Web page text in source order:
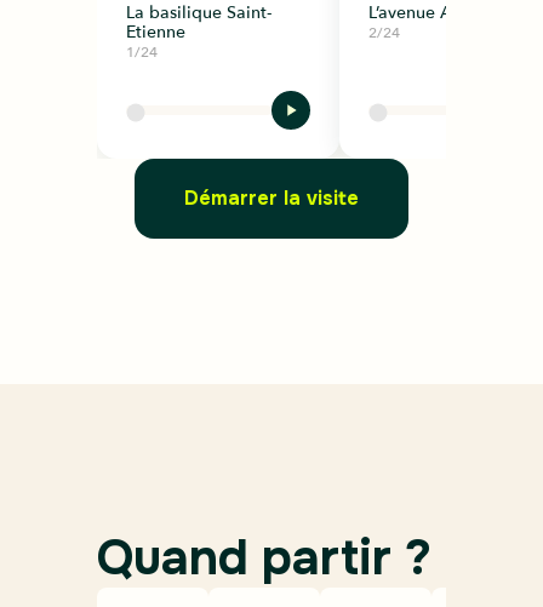
La basilique Saint-
Etienne
1/24
L’avenue Andrássy
2/24
Démarrer la visite
Quand partir ?